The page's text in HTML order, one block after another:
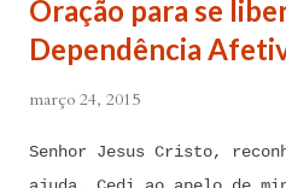
Oração para se
Dependência
março 24, 2015
Senhor Jesus Cristo,